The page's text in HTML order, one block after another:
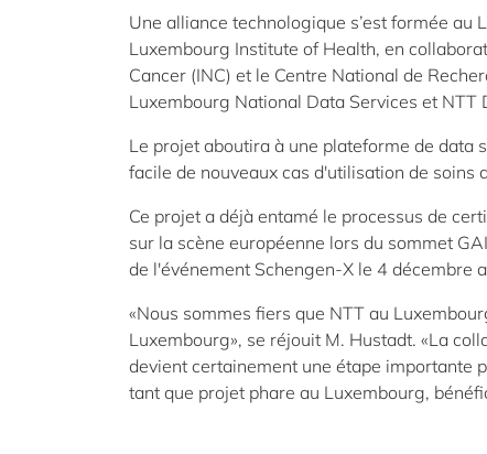
Une alliance technologique s’est formée
Luxembourg Institute of Health, en
Cancer (INC) et le Centre National de
Luxembourg National Data Services et NTT
Le projet aboutira à une plateforme de data
facile de nouveaux cas d'utilisation de soins
Ce projet a déjà entamé le processus de
sur la scène européenne lors du sommet
de l'événement Schengen-X le 4 décembre
«Nous sommes fiers que NTT au
Luxembourg», se réjouit M. Hustadt. «La
devient certainement une étape importante
tant que projet phare au Luxembourg,